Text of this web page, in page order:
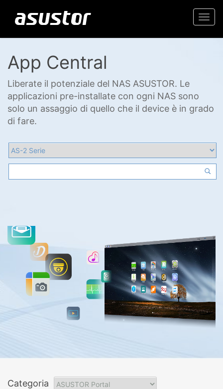
App Central
Liberate il potenziale del NAS ASUSTOR. Le
applicazioni pre-installate con ogni NAS sono
solo un assaggio di quello che il device è in grado
di fare.
Categoria